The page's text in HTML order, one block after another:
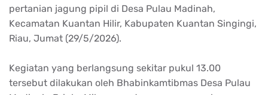
pertanian jagung pipil di Desa Pulau Madinah,
Kecamatan Kuantan Hilir, Kabupaten Kuantan Singingi,
Riau, Jumat (29/5/2026).
Kegiatan yang berlangsung sekitar pukul 13.00
tersebut dilakukan oleh Bhabinkamtibmas Desa Pulau